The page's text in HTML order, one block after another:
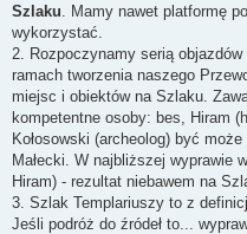
Szlaku . Mamy nawet platformę
wykorzystać.
2. Rozpoczynamy serią
ramach tworzenia naszego
miejsc i obiektów na Szlaku.
kompetentne osoby: bes, Hiram
Kołosowski (archeolog) być
Małecki. W najbliższej wyprawie
Hiram) - rezultat niebawem na
3. Szlak Templariuszy to z
Jeśli podróż do źródeł to...